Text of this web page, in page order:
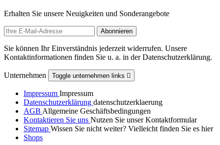
Erhalten Sie unsere Neuigkeiten und Sonderangebote
Sie können Ihr Einverständnis jederzeit widerrufen. Unsere
Kontaktinformationen finden Sie u. a. in der Datenschutzerklärung.
Unternehmen Toggle unternehmen links 
Impressum Impressum
Datenschutzerklärung datenschutzerklaerung
AGB Allgemeine Geschäftsbedingungen
Kontaktieren Sie uns Nutzen Sie unser Kontaktformular
Sitemap Wissen Sie nicht weiter? Vielleicht finden Sie es hier
Shops